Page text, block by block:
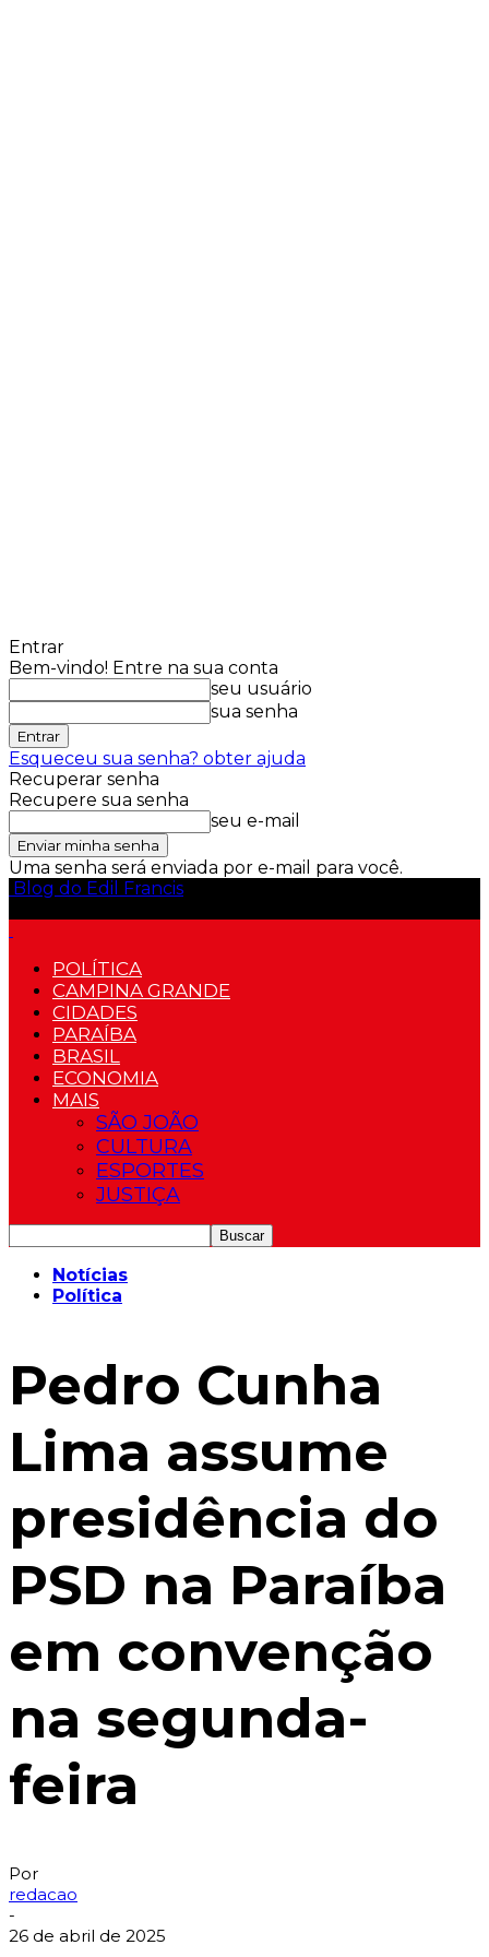
Entrar
Bem-vindo! Entre na sua conta
seu usuário
sua senha
Esqueceu sua senha? obter ajuda
Recuperar senha
Recupere sua senha
seu e-mail
Uma senha será enviada por e-mail para você.
Blog do Edil Francis
POLÍTICA
CAMPINA GRANDE
CIDADES
PARAÍBA
BRASIL
ECONOMIA
MAIS
SÃO JOÃO
CULTURA
ESPORTES
JUSTIÇA
Notícias
Política
Pedro Cunha
Lima assume
presidência do
PSD na Paraíba
em convenção
na segunda-
feira
Por
redacao
-
26 de abril de 2025